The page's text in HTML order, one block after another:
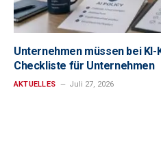
Unternehmen müssen bei
Checkliste für Unternehmen
AKTUELLES Juli 27, 2026